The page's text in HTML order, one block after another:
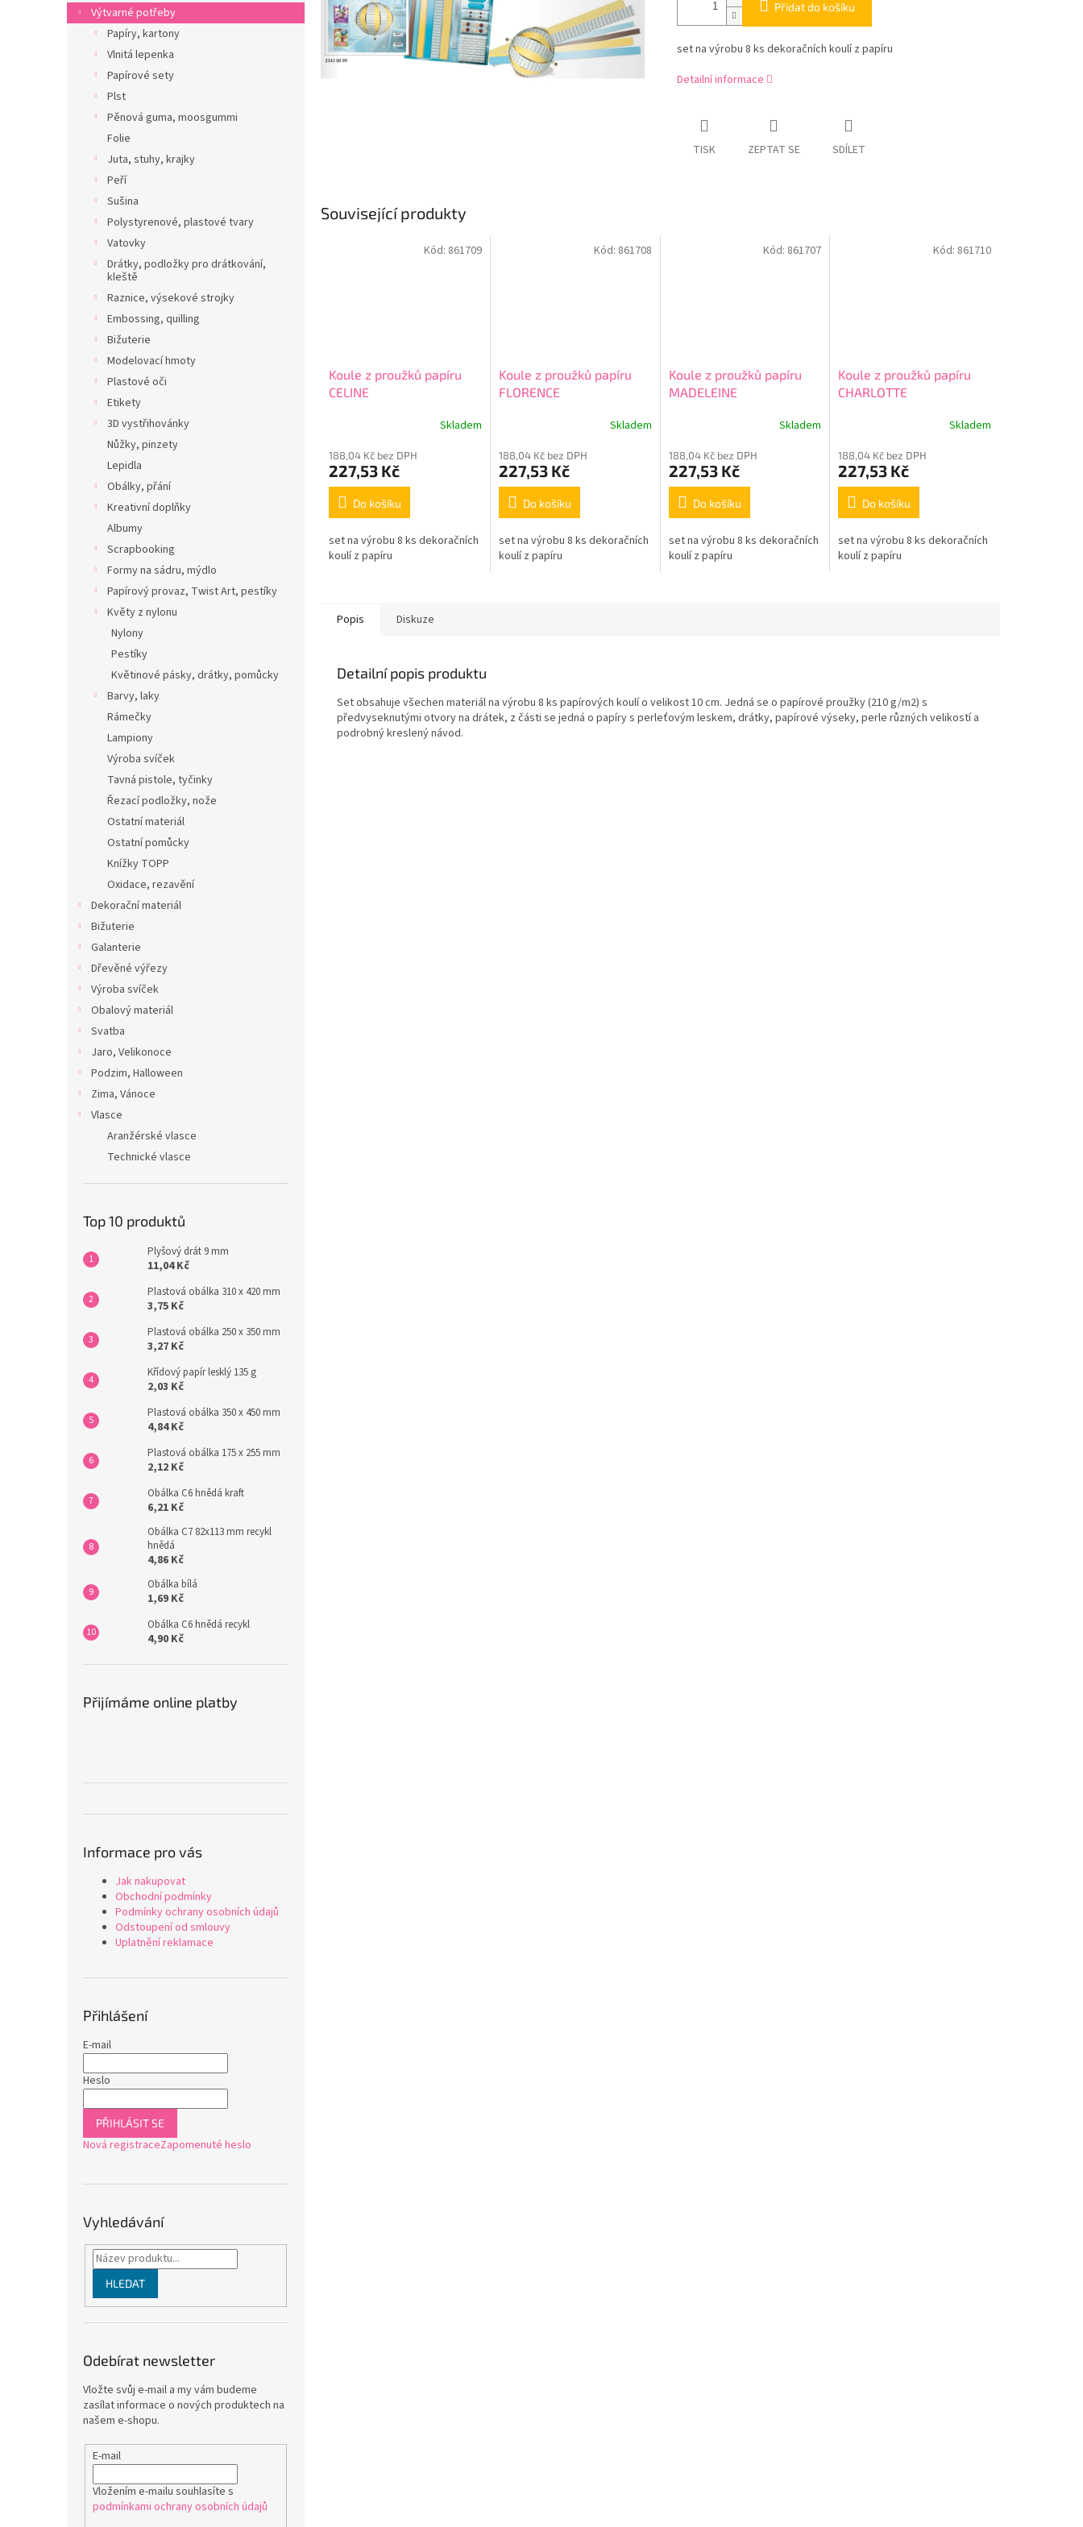
n
e
Výtvarné potřeby
Papíry, kartony
Vlnitá lepenka
Papírové sety
Plst
Pěnová guma, moosgummi
Folie
Juta, stuhy, krajky
Peří
Sušina
Polystyrenové, plastové tvary
Vatovky
Drátky, podložky pro drátkování,
kleště
Raznice, výsekové strojky
Embossing, quilling
Bižuterie
Modelovací hmoty
Plastové oči
Etikety
3D vystřihovánky
Nůžky, pinzety
Lepidla
Obálky, přání
Kreativní doplňky
Albumy
Scrapbooking
Formy na sádru, mýdlo
Papírový provaz, Twist Art, pestíky
Květy z nylonu
Nylony
Pestíky
Květinové pásky, drátky, pomůcky
Barvy, laky
Rámečky
Lampiony
Výroba svíček
Tavná pistole, tyčinky
Řezací podložky, nože
Ostatní materiál
Ostatní pomůcky
Knížky TOPP
Oxidace, rezavění
Dekorační materiál
Bižuterie
Galanterie
Dřevěné výřezy
Výroba svíček
Obalový materiál
Svatba
Jaro, Velikonoce
Podzim, Halloween
Zima, Vánoce
Vlasce
Aranžérské vlasce
Technické vlasce
Top 10 produktů
Plyšový drát 9 mm
11,04 Kč
Plastová obálka 310 x 420 mm
3,75 Kč
Plastová obálka 250 x 350 mm
3,27 Kč
Křídový papír lesklý 135 g
2,03 Kč
Plastová obálka 350 x 450 mm
4,84 Kč
Plastová obálka 175 x 255 mm
2,12 Kč
Obálka C6 hnědá kraft
6,21 Kč
Obálka C7 82x113 mm recykl
hnědá
4,86 Kč
Obálka bílá
1,69 Kč
Obálka C6 hnědá recykl
4,90 Kč
Přijímáme online platby
Informace pro vás
Jak nakupovat
Obchodní podmínky
Podmínky ochrany osobních údajů
Odstoupení od smlouvy
Uplatnění reklamace
Přihlášení
E-mail
Heslo
PŘIHLÁSIT SE
Nová registraceZapomenuté heslo
Vyhledávání
HLEDAT
Odebírat newsletter
Vložte svůj e-mail a my vám budeme
zasílat informace o nových produktech na
našem e-shopu.
E-mail
Vložením e-mailu souhlasíte s
podmínkami ochrany osobních údajů
Přidat do košíku
set na výrobu 8 ks dekoračních koulí z papíru
Detailní informace
TISK ZEPTAT SE SDÍLET
Související produkty
Koule z proužků papíru
CELINE
Skladem
188,04 Kč bez DPH
227,53 Kč
Do košíku
set na výrobu 8 ks dekoračních
koulí z papíru
Kód: 861709
Koule z proužků papíru
FLORENCE
Skladem
188,04 Kč bez DPH
227,53 Kč
Do košíku
set na výrobu 8 ks dekoračních
koulí z papíru
Kód: 861708
Koule z proužků papíru
MADELEINE
Skladem
188,04 Kč bez DPH
227,53 Kč
Do košíku
set na výrobu 8 ks dekoračních
koulí z papíru
Kód: 861707
Koule z proužků papíru
CHARLOTTE
Skladem
188,04 Kč bez DPH
227,53 Kč
Do košíku
set na výrobu 8 ks dekoračních
koulí z papíru
Kód: 861710
Popis Diskuze
Detailní popis produktu
Set obsahuje všechen materiál na výrobu 8 ks papírových koulí o velikost 10 cm. Jedná se o papírové proužky (210 g/m2) s
předvyseknutými otvory na drátek, z části se jedná o papíry s perleťovým leskem, drátky, papírové výseky, perle různých velikostí a
podrobný kreslený návod.